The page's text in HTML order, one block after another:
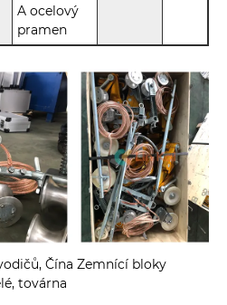
A ocelový
pramen
Čína Zemnící bloky
továrna